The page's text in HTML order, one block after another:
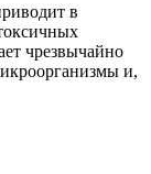
в
чрезвычайно
и,